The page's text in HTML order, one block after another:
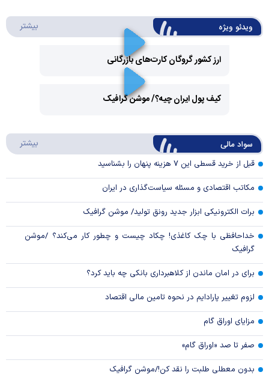
ویدئو ویژه بیشتر
ارز کشور گروگان کارت‌های بازرگانی
Video
کیف پول ایران چیه؟/ موشن گرافیک
سواد مالی بیشتر
قبل از خرید قسطی این ۷ هزینه پنهان را بشناسید
مکاتب اقتصادی و مسئله سیاست‌گذاری در ایران
برات الکترونیکی ابزار جدید رونق تولید/ موشن گرافیک
خداحافظی با چک کاغذی! چکاد چیست و چطور کار می‌کند؟ /موشن
گرافیک
برای در امان ماندن از کلاهبرداری بانکی چه باید کرد؟
لزوم تغییر پارادایم در نحوه تامین مالی اقتصاد
مزایای اوراق گام
صفر تا صد «اوراق گام»
بدون معطلی طلبت را نقد کن!/موشن گرافیک